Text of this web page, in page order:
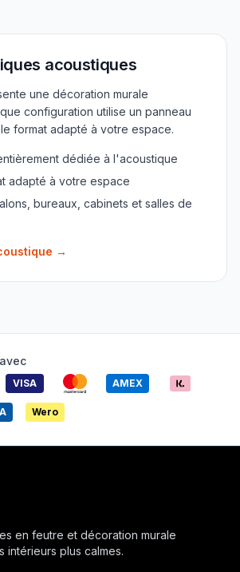
acoustiques
une décoration murale
configuration utilise un panneau
format adapté à votre espace.
dédiée à l'acoustique
adapté à votre espace
bureaux, cabinets et salles de
→
VISA AMEX
Wero
en feutre et décoration murale
intérieurs plus calmes.